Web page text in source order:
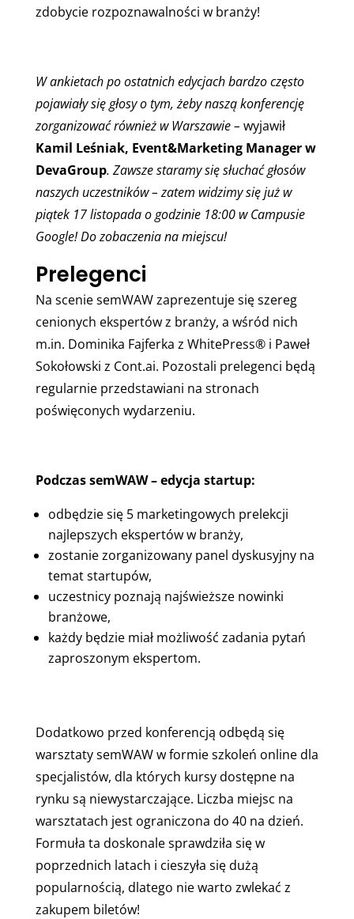
zdobycie rozpoznawalności w branży!
W ankietach po ostatnich edycjach bardzo często
pojawiały się głosy o tym, żeby naszą konferencję
zorganizować również w Warszawie – wyjawił
Kamil Leśniak, Event&Marketing Manager w
DevaGroup. Zawsze staramy się słuchać głosów
naszych uczestników – zatem widzimy się już w
piątek 17 listopada o godzinie 18:00 w Campusie
Google! Do zobaczenia na miejscu!
Prelegenci
Na scenie semWAW zaprezentuje się szereg
cenionych ekspertów z branży, a wśród nich
m.in. Dominika Fajferka z WhitePress® i Paweł
Sokołowski z Cont.ai. Pozostali prelegenci będą
regularnie przedstawiani na stronach
poświęconych wydarzeniu.
Podczas semWAW – edycja startup:
odbędzie się 5 marketingowych prelekcji
najlepszych ekspertów w branży,
zostanie zorganizowany panel dyskusyjny na
temat startupów,
uczestnicy poznają najświeższe nowinki
branżowe,
każdy będzie miał możliwość zadania pytań
zaproszonym ekspertom.
Dodatkowo przed konferencją odbędą się
warsztaty semWAW w formie szkoleń online dla
specjalistów, dla których kursy dostępne na
rynku są niewystarczające. Liczba miejsc na
warsztatach jest ograniczona do 40 na dzień.
Formuła ta doskonale sprawdziła się w
poprzednich latach i cieszyła się dużą
popularnością, dlatego nie warto zwlekać z
zakupem biletów!